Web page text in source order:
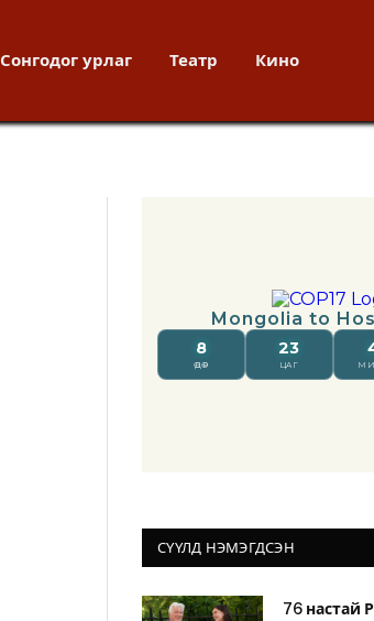
Сонгодог урлаг Театр Кино
СҮҮЛД НЭМЭГДСЭН
76 настай